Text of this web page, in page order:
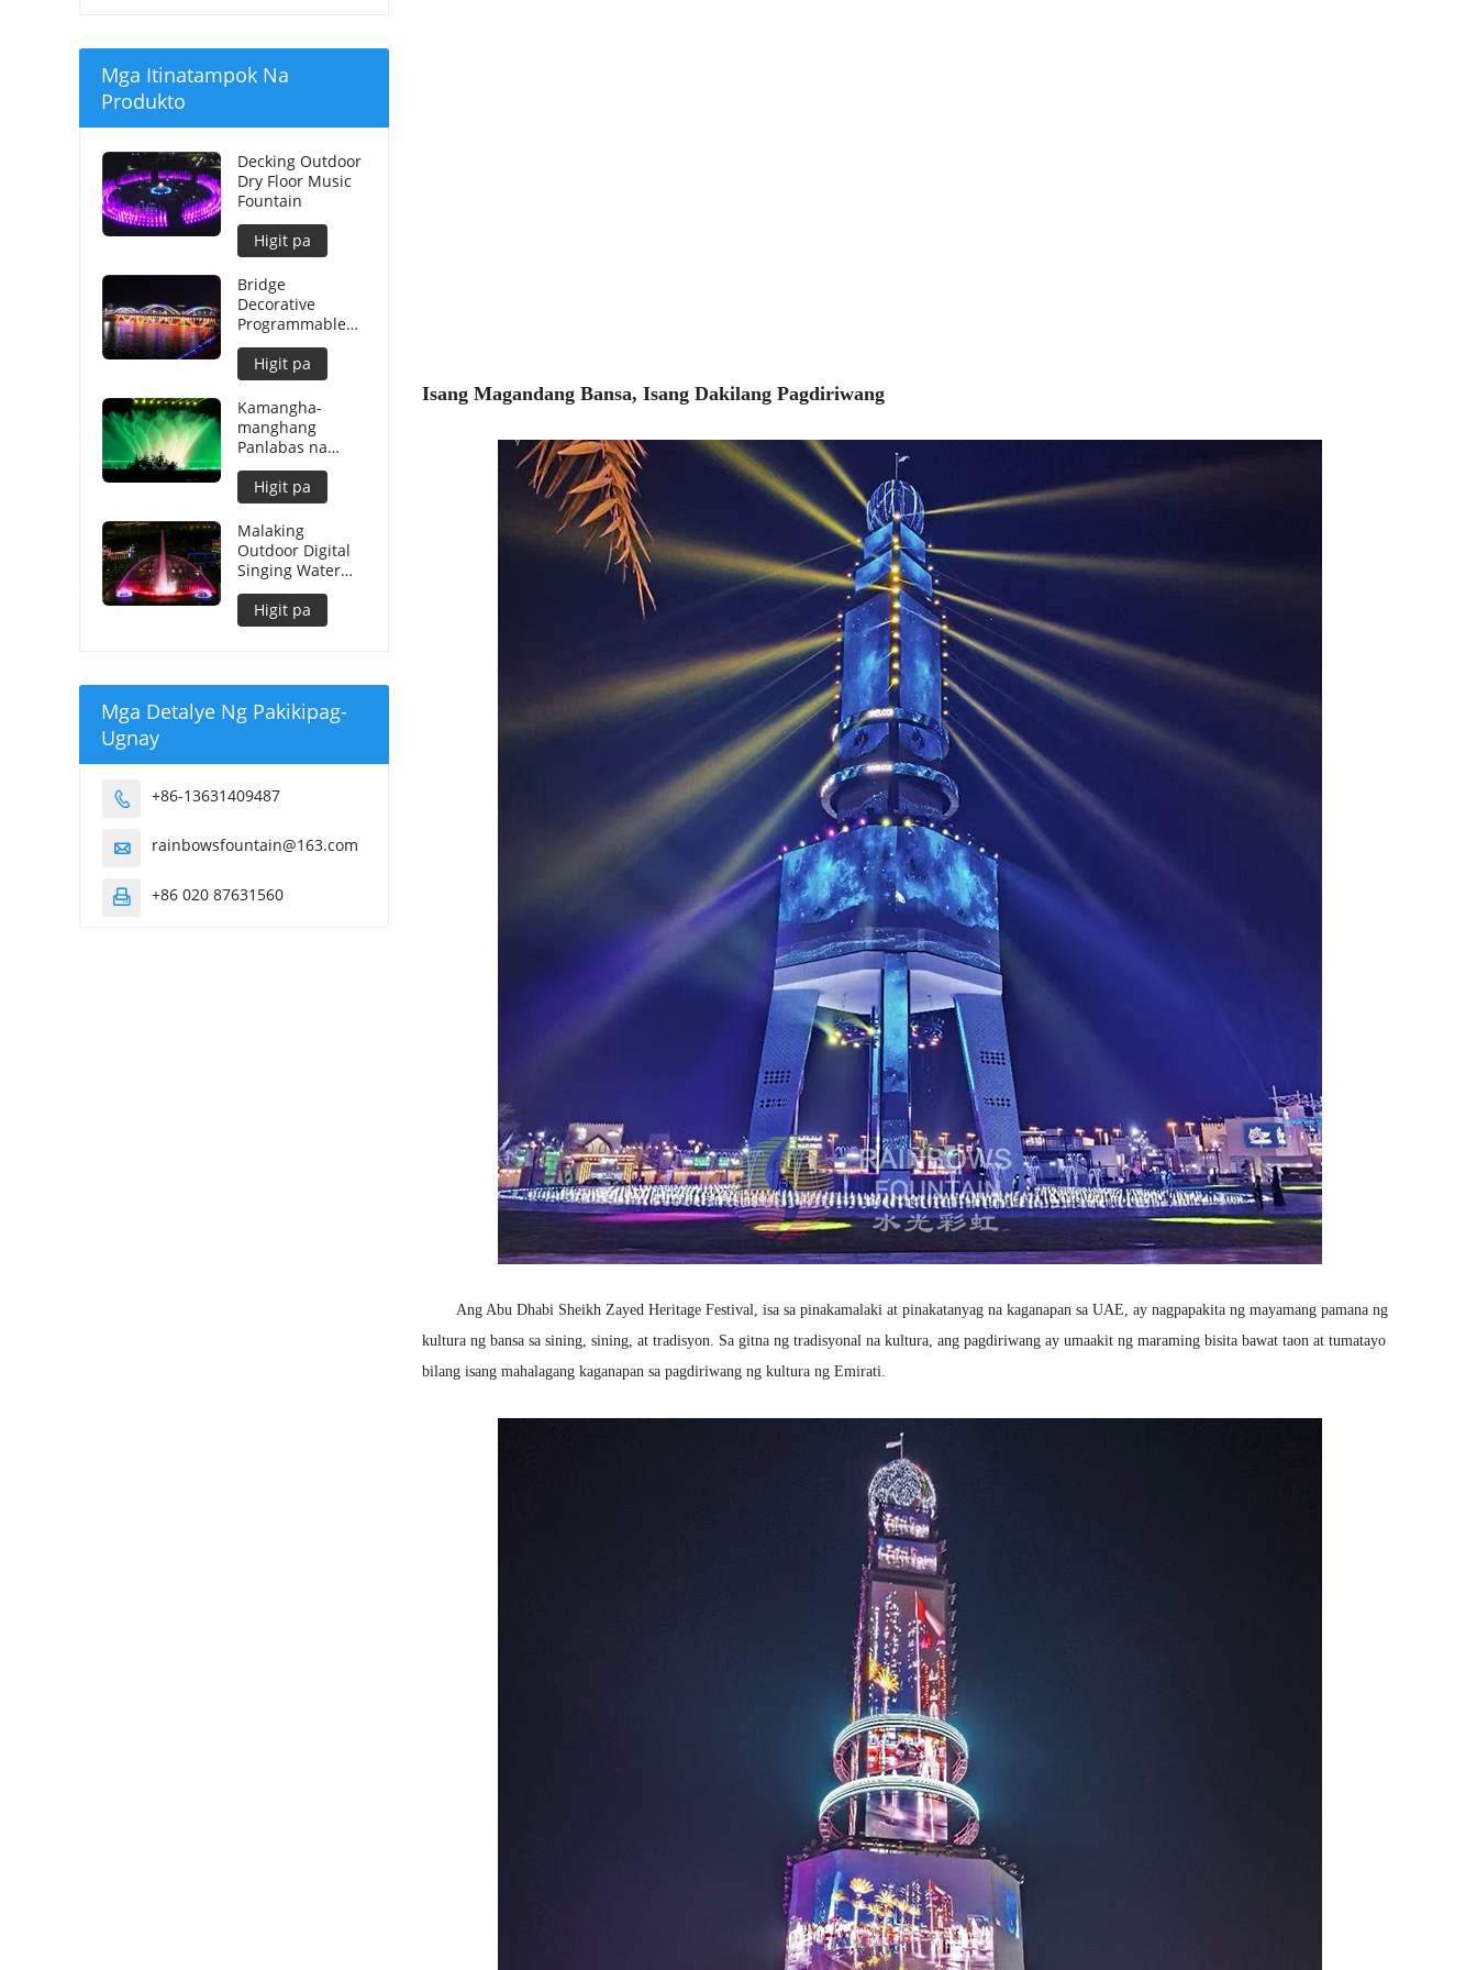
Isang Magandang Bansa, Isang Dakilang Pagdiriwang
Ang Abu Dhabi Sheikh Zayed Heritage Festival, isa sa pinakamalaki at pinakatanyag na kaganapan sa UAE, ay nagpapakita ng mayamang pamana ng
kultura ng bansa sa sining, sining, at tradisyon. Sa gitna ng tradisyonal na kultura, ang pagdiriwang ay umaakit ng maraming bisita bawat taon at tumatayo
bilang isang mahalagang kaganapan sa pagdiriwang ng kultura ng Emirati.
Mga Itinatampok Na
Produkto
Decking Outdoor
Dry Floor Music
Fountain
Higit pa
Bridge
Decorative
Programmable
Graphical Water
Curtain
Higit pa
Kamangha-
manghang
Panlabas na
Dekorasyon
Malaking Musical
Water Fountain
Higit pa
Malaking
Outdoor Digital
Singing Water
Fountain
Higit pa
Mga Detalye Ng Pakikipag-
Ugnay
 +86-13631409487
 rainbowsfountain@163.com
 +86 020 87631560